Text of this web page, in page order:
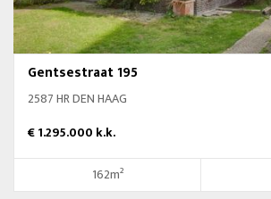
Gentsestraat 195
2587 HR DEN HAAG
€ 1.295.000 k.k.
162m²